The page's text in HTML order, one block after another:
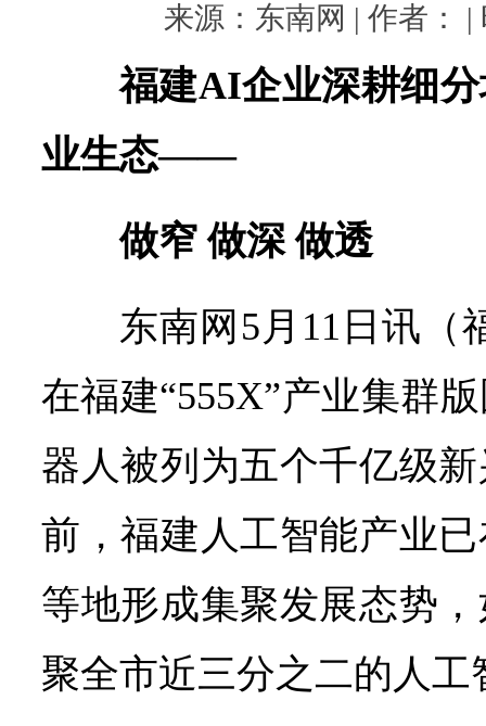
来源：东南网 | 作者： |
福建AI企业深耕细
业生态——
做窄 做深 做透
东南网5月11日讯（
在福建“555X”产业集群
器人被列为五个千亿级
前，福建人工智能产业
等地形成集聚发展态势
聚全市近三分之二的人工